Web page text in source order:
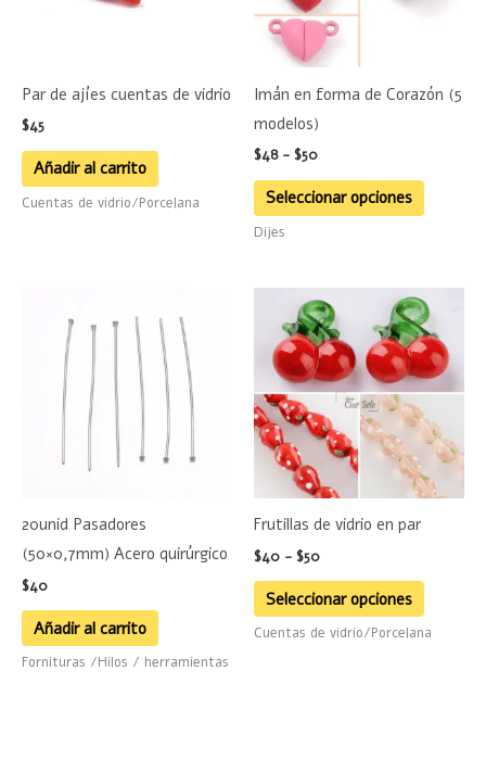
Par de ajíes cuentas de vidrio
$45
Añadir al carrito
Cuentas de vidrio/Porcelana
Imán en forma de Corazón (5
modelos)
$48 - $50
Seleccionar opciones
pueden
página
Dijes
20unid Pasadores
(50×0,7mm) Acero quirúrgico
$40
Añadir al carrito
Fornituras /Hilos / herramientas
Frutillas de vidrio en par
$40 - $50
Rango
de
precios:
desde
$40
hasta
Seleccionar opciones
Este
producto
tiene
Las
opciones
se
la
Cuentas de vidrio/Porcelana